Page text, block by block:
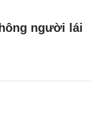
người lái